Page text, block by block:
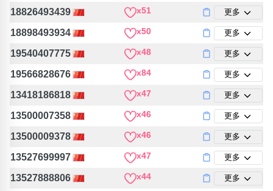
18826493439 x51 更多
18898493934 x50 更多
19540407775 x48 更多
19566828676 x84 更多
13418186818 x47 更多
13500007358 x46 更多
13500009378 x46 更多
13527699997 x47 更多
13527888806 x44 更多